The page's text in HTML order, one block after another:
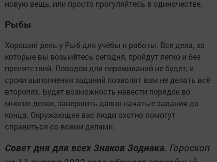
новую вещь, или просто прогуляйтесь в одиночестве.
Рыбы
Хороший день у Рыб для учёбы и работы. Все дела, за
которые вы возьмётесь сегодня, пройдут легко и без
препятствий. Поводов для переживаний не будет, и
сроки выполнения заданий позволят вам не делать всё
второпях. Будет возможность навести порядок во
многих делах, завершить давно начатые задания до
конца. Окружающие вас люди охотно помогут
справиться со всеми делами.
Совет дня для всех Знаков Зодиака. Гороскоп